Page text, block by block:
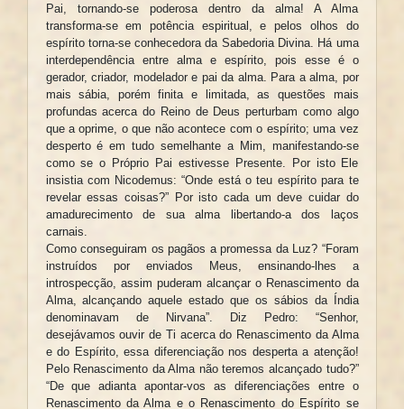
Pai, tornando-se poderosa dentro da alma! A Alma
transforma-se em potência espiritual, e pelos olhos do
espírito torna-se conhecedora da Sabedoria Divina. Há uma
interdependência entre alma e espírito, pois esse é o
gerador, criador, modelador e pai da alma. Para a alma, por
mais sábia, porém finita e limitada, as questões mais
profundas acerca do Reino de Deus perturbam como algo
que a oprime, o que não acontece com o espírito; uma vez
desperto é em tudo semelhante a Mim, manifestando-se
como se o Próprio Pai estivesse Presente. Por isto Ele
insistia com Nicodemus: “Onde está o teu espírito para te
revelar essas coisas?” Por isto cada um deve cuidar do
amadurecimento de sua alma libertando-a dos laços
carnais.
Como conseguiram os pagãos a promessa da Luz? “Foram
instruídos por enviados Meus, ensinando-lhes a
introspecção, assim puderam alcançar o Renascimento da
Alma, alcançando aquele estado que os sábios da Índia
denominavam de Nirvana”. Diz Pedro: “Senhor,
desejávamos ouvir de Ti acerca do Renascimento da Alma
e do Espírito, essa diferenciação nos desperta a atenção!
Pelo Renascimento da Alma não teremos alcançado tudo?”
“De que adianta apontar-vos as diferenciações entre o
Renascimento da Alma e o Renascimento do Espírito se